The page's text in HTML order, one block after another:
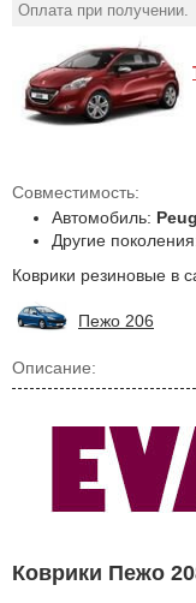
Оплата при получении.
Совместимость:
Автомобиль:
Другие
Коврики резиновые в
Пежо 206
Описание:
Коврики Пежо